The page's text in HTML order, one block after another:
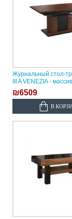
Журнальный стол-
III A VENEZIA -
₪6509
В